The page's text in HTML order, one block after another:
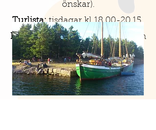
önskar).
Turlista:tisdagar kl18.00-20.15
Pris:230:-/vuxen, 115:-/ungdom
7-15 år, Barn under 7 är 30:-